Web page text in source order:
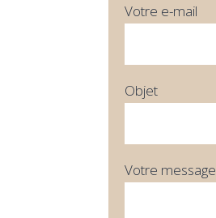
Votre e-mail
Objet
Votre message